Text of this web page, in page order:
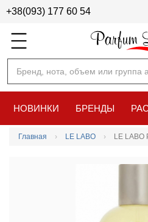
+38(093) 177 60 54
Бренд, нота, объем или группа
НОВИНКИ БРЕНДЫ
Главная LE LABO LE LABO